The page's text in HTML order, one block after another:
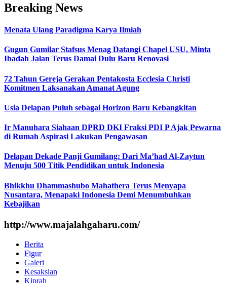
Breaking News
Menata Ulang Paradigma Karya Ilmiah
Gugun Gumilar Stafsus Menag Datangi Chapel USU, Minta
Ibadah Jalan Terus Damai Dulu Baru Renovasi
72 Tahun Gereja Gerakan Pentakosta Ecclesia Christi
Komitmen Laksanakan Amanat Agung
Usia Delapan Puluh sebagai Horizon Baru Kebangkitan
Ir Manuhara Siahaan DPRD DKI Fraksi PDI P Ajak Pewarna
di Rumah Aspirasi Lakukan Pengawasan
Delapan Dekade Panji Gumilang: Dari Ma’had Al-Zaytun
Menuju 500 Titik Pendidikan untuk Indonesia
Bhikkhu Dhammashubo Mahathera Terus Menyapa
Nusantara, Menapaki Indonesia Demi Menumbuhkan
Kebajikan
http://www.majalahgaharu.com/
Berita
Figur
Galeri
Kesaksian
Kiprah